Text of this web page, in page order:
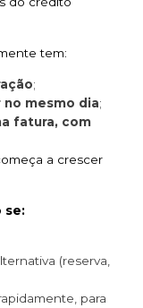
tem:
;
mesmo dia;
fatura, com
a crescer
se:
(reserva,
para